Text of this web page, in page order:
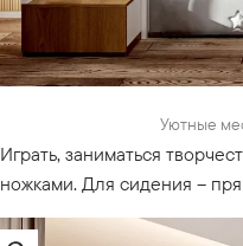
Уютные
Играть, заниматься
ножками. Для сидения –